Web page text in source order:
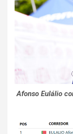
Afonso Eulálio